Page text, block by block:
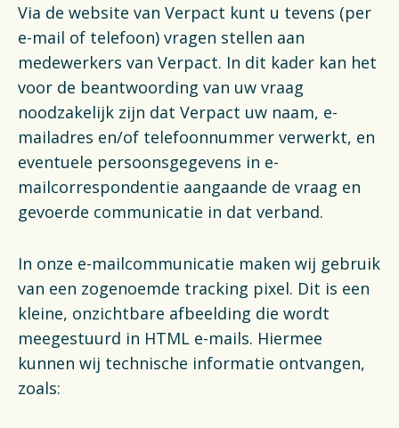
Via de website van Verpact kunt u tevens (per
e-mail of telefoon) vragen stellen aan
medewerkers van Verpact. In dit kader kan het
voor de beantwoording van uw vraag
noodzakelijk zijn dat Verpact uw naam, e-
mailadres en/of telefoonnummer verwerkt, en
eventuele persoonsgegevens in e-
mailcorrespondentie aangaande de vraag en
gevoerde communicatie in dat verband.
In onze e-mailcommunicatie maken wij gebruik
van een zogenoemde tracking pixel. Dit is een
kleine, onzichtbare afbeelding die wordt
meegestuurd in HTML e-mails. Hiermee
kunnen wij technische informatie ontvangen,
zoals: